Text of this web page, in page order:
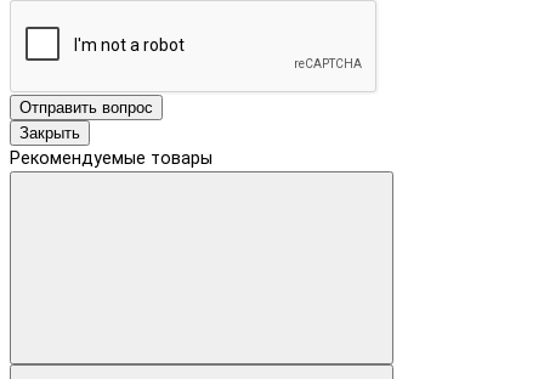
Отправить вопрос
Закрыть
Рекомендуемые товары